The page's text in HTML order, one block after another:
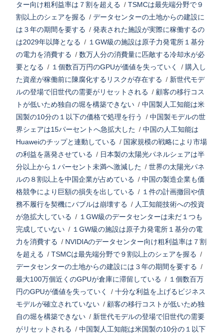
ター向け粗利益率は７割を超える / TSMCは最先端分野で９
割以上のシェアを握る / データセンターの土地からの建設に
は３年の期間を要する / 発表された施設が実際に稼働するの
は2029年以降となる / １GW級の施設は原子力発電所１基分
の電力を消費する / 数万人分の消費量に匹敵する冷却水が必
要となる / １個数百万円のGPUが価値を失っていく / 購入し
た資産が稼働前に陳腐化するリスクが存在する / 新世代モデ
ルの登場で旧世代の需要がリセットされる / 顧客の移行コス
トが低いため独自の堀を構築できない / 中国製人工知能は米
国製の10分の１以下の価格で処理を行う
/ 中国製モデルの世
界シェアは15パーセントへ急拡大した / 中国の人工知能は
Huaweiのチップと連動している / 国家規模の戦略により市場
の利益を蒸発させている / 日本製の太陽光パネルシェアは半
分以上から１パーセント未満へ激減した / 世界の太陽光パネ
ルの８割以上を中国企業が占めている / 中国の製造企業も価
格競争により巨額の損失を出している / １件の計画撤回や債
務不履行を契機にバブルは崩壊する / 人工知能技術への投資
が急拡大している / １GW級のデータセンターは未だ１つも
完成していない / １GW級の施設は原子力発電所１基分の電
力を消費する / NVIDIAのデータセンター向け粗利益率は７割
を超える / TSMCは最先端分野で９割以上のシェアを握る /
データセンターの土地からの建設には３年の期間を要する /
最大100万個近くのGPUが倉庫に滞留している / １個数百万
円のGPUが価値を失っていく
/ 十分な利益を上げるビジネス
モデルが確立されていない / 顧客の移行コストが低いため独
自の堀を構築できない / 新世代モデルの登場で旧世代の需要
がリセットされる / 中国製人工知能は米国製の10分の１以下